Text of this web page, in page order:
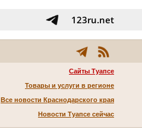
123ru.net
Сайты Туапсе
Товары и услуги в регионе
Все новости Краснодарского края
Новости Туапсе сейчас